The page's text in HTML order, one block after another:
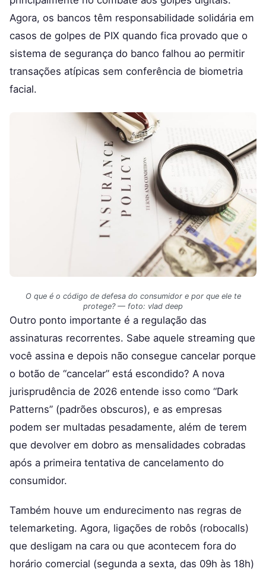
Agora, os bancos têm responsabilidade solidária em
casos de golpes de PIX quando fica provado que o
sistema de segurança do banco falhou ao permitir
transações atípicas sem conferência de biometria
facial.
O que é o código de defesa do consumidor e por que ele te
protege? — foto: vlad deep
Outro ponto importante é a regulação das
assinaturas recorrentes. Sabe aquele streaming que
você assina e depois não consegue cancelar porque
o botão de “cancelar” está escondido? A nova
jurisprudência de 2026 entende isso como “Dark
Patterns” (padrões obscuros), e as empresas
podem ser multadas pesadamente, além de terem
que devolver em dobro as mensalidades cobradas
após a primeira tentativa de cancelamento do
consumidor.
Também houve um endurecimento nas regras de
telemarketing. Agora, ligações de robôs (robocalls)
que desligam na cara ou que acontecem fora do
horário comercial (segunda a sexta, das 09h às 18h)